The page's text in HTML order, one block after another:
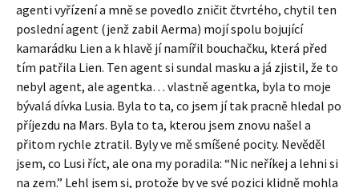
agenti vyřízení a mně se povedlo zničit čtvrtého, chytil ten
poslední agent (jenž zabil Aerma) mojí spolu bojující
kamarádku Lien a k hlavě jí namířil bouchačku, která před
tím patřila Lien. Ten agent si sundal masku a já zjistil, že to
nebyl agent, ale agentka… vlastně agentka, byla to moje
bývalá dívka Lusia. Byla to ta, co jsem jí tak pracně hledal po
příjezdu na Mars. Byla to ta, kterou jsem znovu našel a
přitom rychle ztratil. Byly ve mě smíšené pocity. Nevěděl
jsem, co Lusi říct, ale ona my poradila: “Nic neříkej a lehni si
na zem.” Lehl jsem si, protože by ve své pozici klidně mohla